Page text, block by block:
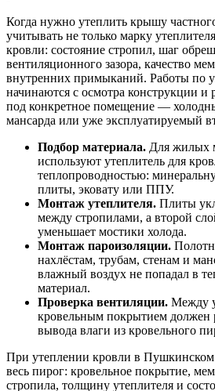
Когда нужно утеплить крышу
учитывать не только марку
кровли: состояние стропил, шаг
вентиляционного зазора, качество
внутренних примыканий. Работы по
начинаются с осмотра конструкции и
под конкретное помещение —
мансарда или уже эксплуатируемый
Подбор материала. Для жилых
используют утеплитель для
теплопроводностью:
плиты, эковату или ППУ.
Монтаж утеплителя. Плиты
между стропилами, а второй
уменьшает мостики холода.
Монтаж пароизоляции.
нахлёстам, трубам, стенам и
влажный воздух не попадал в
материал.
Проверка вентиляции. Между
кровельным покрытием должен
вывода влаги из кровельного
При утеплении кровли в
весь пирог: кровельное покрытие,
стропила, толщину утеплителя и